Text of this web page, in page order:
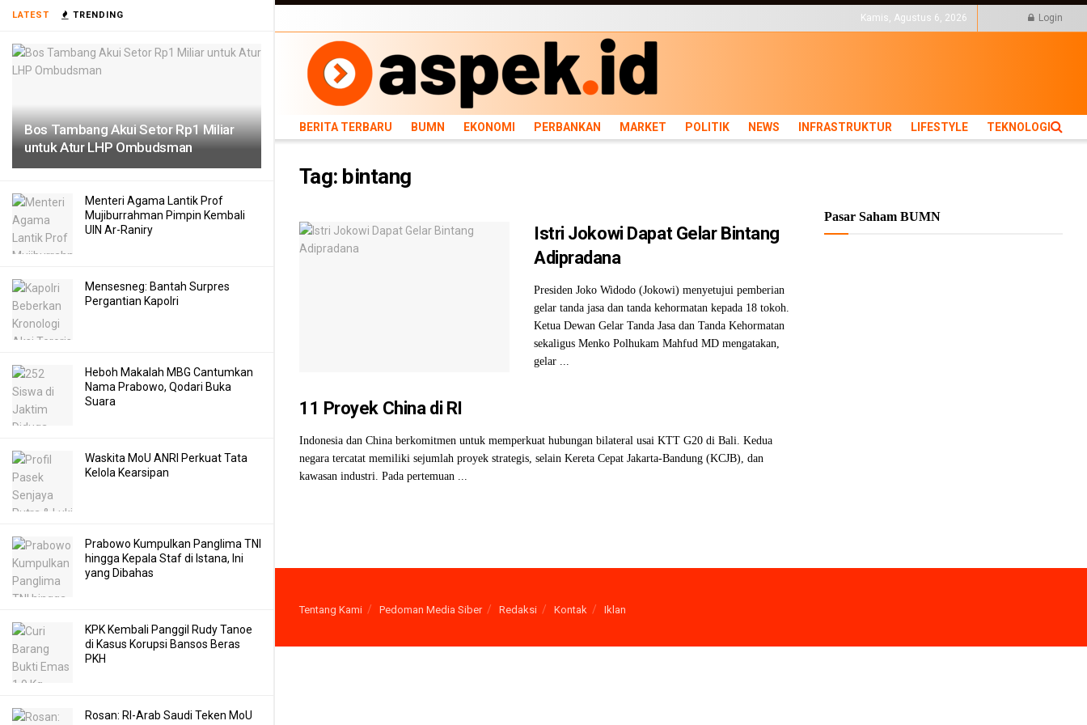
LATEST TRENDING
Bos Tambang Akui Setor Rp1 Miliar
untuk Atur LHP Ombudsman
Menteri Agama Lantik Prof
Mujiburrahman Pimpin Kembali
UIN Ar-Raniry
Mensesneg: Bantah Surpres
Pergantian Kapolri
Heboh Makalah MBG Cantumkan
Nama Prabowo, Qodari Buka
Suara
Waskita MoU ANRI Perkuat Tata
Kelola Kearsipan
Prabowo Kumpulkan Panglima TNI
hingga Kepala Staf di Istana, Ini
yang Dibahas
KPK Kembali Panggil Rudy Tanoe
di Kasus Korupsi Bansos Beras
PKH
Rosan: RI-Arab Saudi Teken MoU
BERITA TERBARU BUMN EKONOMI PERBANKAN MARKET POLITIK NEWS INFRASTRUKTUR LIFESTYLE
TEKNOLOGI
Kamis, Agustus 6, 2026 Login
BERITA TERBARU BUMN EKONOMI PERBANKAN MARKET POLITIK NEWS INFRASTRUKTUR LIFESTYLE TEKNOLOGI
Tag: bintang
Istri Jokowi Dapat Gelar Bintang
Adipradana
Presiden Joko Widodo (Jokowi) menyetujui pemberian
gelar tanda jasa dan tanda kehormatan kepada 18 tokoh.
Ketua Dewan Gelar Tanda Jasa dan Tanda Kehormatan
sekaligus Menko Polhukam Mahfud MD mengatakan,
gelar ...
11 Proyek China di RI
Indonesia dan China berkomitmen untuk memperkuat hubungan bilateral usai KTT G20 di Bali. Kedua
negara tercatat memiliki sejumlah proyek strategis, selain Kereta Cepat Jakarta-Bandung (KCJB), dan
kawasan industri. Pada pertemuan ...
Pasar Saham BUMN
Tentang Kami Pedoman Media Siber Redaksi Kontak Iklan